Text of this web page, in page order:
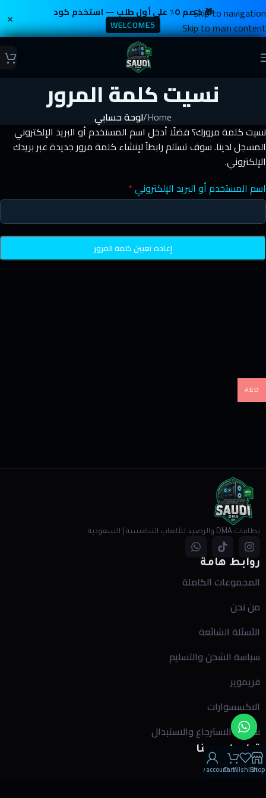
🎁 خصم ٥٪ على أول طلب — استخدم كود
WELCOME5
×
Skip to navigation
Skip to main content
نسيت كلمة المرور
Home
/لوحة حسابي
نسيت كلمة مرورك؟ فضلًا أدخل اسم المستخدم أو البريد الإلكتروني
المسجل لدينا. سوف تستلم رابطاً لإنشاء كلمة مرور جديدة عبر بريدك
الإلكتروني.
اسم المستخدم أو البريد الإلكتروني*
إعادة تعيين كلمة المرور
بطاقات DMA والرصيد للألعاب التنافسية | السعودية
روابط هامة
المجموعات الكاملة
من نحن
الأسئلة الشائعة
سياسة الشحن والتسليم
فريموير
الاكسسوارات
سياسة الاسترجاع والاستبدال
تواصل معنا
واتساب
Shop
Wishlist
Cart
My account
AED